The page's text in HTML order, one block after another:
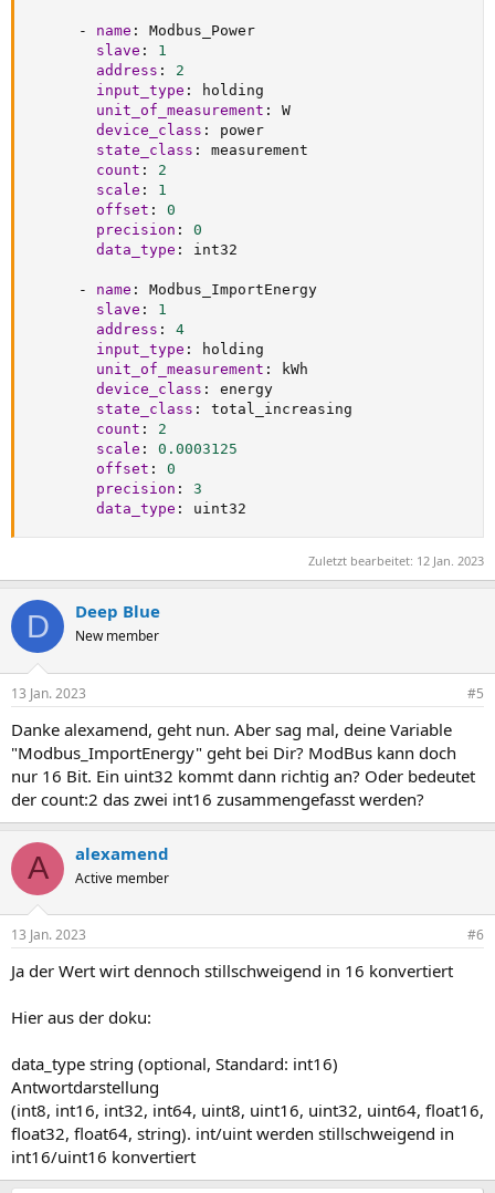
- name :
Modbus_Power
slave :
1
address :
2
input_type :
holding
unit_of_measurement :
W
device_class :
power
state_class :
measurement
count :
2
scale :
1
offset :
0
precision :
0
data_type : int32
- name :
Modbus_ImportEnergy
slave :
1
address :
4
input_type :
holding
unit_of_measurement :
kWh
device_class :
energy
state_class :
total_increasing
count :
2
scale :
0.0003125
offset :
0
precision :
3
data_type : uint32
Zuletzt bearbeitet: 12 Jan. 2023
D Deep Blue
New member
13 Jan. 2023 #5
Danke alexamend, geht nun. Aber sag mal, deine Variable
"Modbus_ImportEnergy" geht bei Dir? ModBus kann doch
nur 16 Bit. Ein uint32 kommt dann richtig an? Oder bedeutet
der count:2 das zwei int16 zusammengefasst werden?
A alexamend
Active member
13 Jan. 2023 #6
Ja der Wert wirt dennoch stillschweigend in 16 konvertiert
Hier aus der doku:
data_type string (optional, Standard: int16)
Antwortdarstellung
(int8, int16, int32, int64, uint8, uint16, uint32, uint64, float16,
float32, float64, string). int/uint werden stillschweigend in
int16/uint16 konvertiert